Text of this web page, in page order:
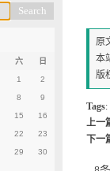
原
本
版
Tags:
上一
下一
六 日
1 2
8 9
15 16
22 23
29 30